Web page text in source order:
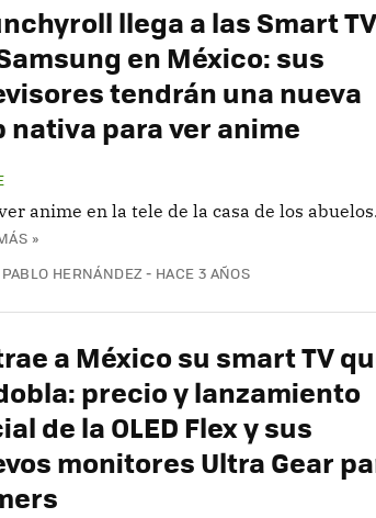
llega a las Smart TV
en México: sus
tendrán una nueva
nativa para ver anime
anime en la tele de la casa de los abuelos.
»
PABLO HERNÁNDEZ HACE 3 AÑOS
a México su smart TV
precio y lanzamiento
de la OLED Flex y sus
monitores Ultra Gear